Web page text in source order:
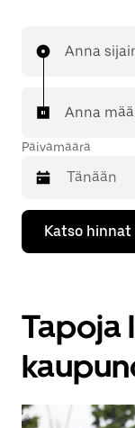
Anna
Anna
Päivämäärä
Valitse
päivämäärä
kalenterissa
Sulje
kalenteri
painikkeella.
Katso hinnat
Tapoja